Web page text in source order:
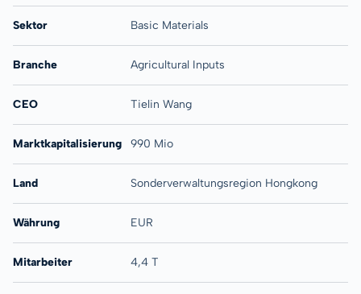
Sektor Basic Materials
Branche Agricultural Inputs
CEO Tielin Wang
Marktkapitalisierung 990 Mio
Land Sonderverwaltungsregion Hongkong
Währung EUR
Mitarbeiter 4,4 T